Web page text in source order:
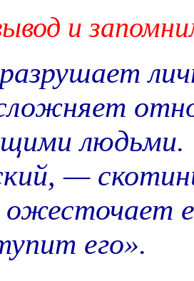
и
—
ожесточает
его».